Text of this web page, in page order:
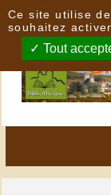
Ce site utilise
souhaitez activer
Tout